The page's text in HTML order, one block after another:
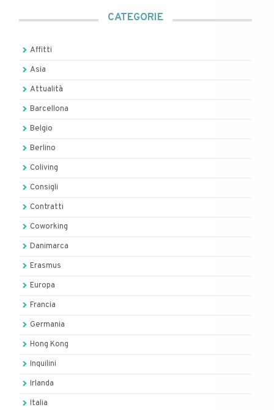
CATEGORIE
Affitti
Asia
Attualità
Barcellona
Belgio
Berlino
Coliving
Consigli
Contratti
Coworking
Danimarca
Erasmus
Europa
Francia
Germania
Hong Kong
Inquilini
Irlanda
Italia